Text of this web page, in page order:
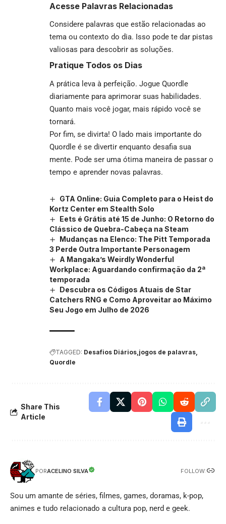
Acesse Palavras Relacionadas
Considere palavras que estão relacionadas ao
tema ou contexto do dia. Isso pode te dar pistas
valiosas para descobrir as soluções.
Pratique Todos os Dias
A prática leva à perfeição. Jogue Quordle
diariamente para aprimorar suas habilidades.
Quanto mais você jogar, mais rápido você se
tornará.
Por fim, se divirta! O lado mais importante do
Quordle é se divertir enquanto desafia sua
mente. Pode ser uma ótima maneira de passar o
tempo e aprender novas palavras.
GTA Online: Guia Completo para o Heist do
Kortz Center em Stealth Solo
Eets é Grátis até 15 de Junho: O Retorno do
Clássico de Quebra-Cabeça na Steam
Mudanças na Elenco: The Pitt Temporada
3 Perde Outra Importante Personagem
A Mangaka’s Weirdly Wonderful
Workplace: Aguardando confirmação da 2ª
temporada
Descubra os Códigos Atuais de Star
Catchers RNG e Como Aproveitar ao Máximo
Seu Jogo em Julho de 2026
TAGGED: Desafios Diários jogos de palavras
Quordle
Share This
Article
PORACELINO SILVA FOLLOW:
Sou um amante de séries, filmes, games, doramas, k-pop,
animes e tudo relacionado a cultura pop, nerd e geek.